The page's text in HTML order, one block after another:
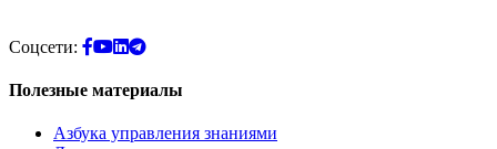
Соцсети:
Полезные материалы
Азбука управления знаниями